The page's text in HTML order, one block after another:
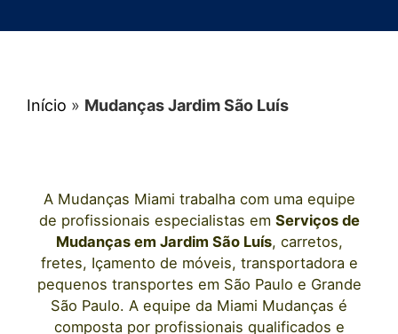
Início » Mudanças Jardim São Luís
A Mudanças Miami trabalha com uma equipe
de profissionais especialistas em Serviços de
Mudanças em Jardim São Luís, carretos,
fretes, Içamento de móveis, transportadora e
pequenos transportes em São Paulo e Grande
São Paulo. A equipe da Miami Mudanças é
composta por profissionais qualificados e